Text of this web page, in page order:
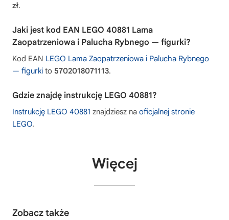
zł.
Jaki jest kod EAN LEGO 40881 Lama
Zaopatrzeniowa i Palucha Rybnego — figurki?
Kod EAN LEGO Lama Zaopatrzeniowa i Palucha Rybnego
— figurki to 5702018071113.
Gdzie znajdę instrukcję LEGO 40881?
Instrukcję LEGO 40881 znajdziesz na oficjalnej stronie
LEGO.
Więcej
Zobacz także